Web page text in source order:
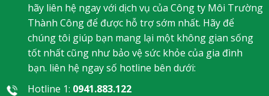
hãy liên hệ ngay với dịch vụ của Công ty Môi Trường
Thành Công để được hỗ trợ sớm nhất. Hãy để
chúng tôi giúp bạn mang lại một không gian sống
tốt nhất cũng như bảo vệ sức khỏe của gia đình
bạn. liên hệ ngay số hotline bên dưới:
Hotline 1: 0941.883.122